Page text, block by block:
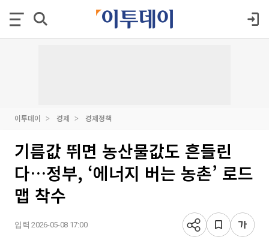
이투데이 경제 경제정책
기름값 뛰면 농산물값도 흔들린
다…정부, ‘에너지 버는 농촌’ 로드
맵 착수
입력 2026-05-08 17:00